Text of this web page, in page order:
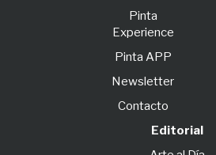
Pinta
Experience
Pinta APP
Newsletter
Contacto
Editorial